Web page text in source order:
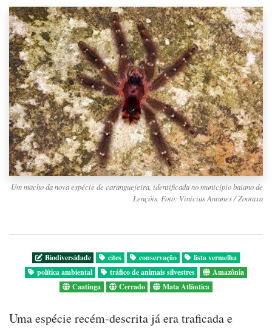
Um macho da nova espécie de caranguejeira, identificada no município baiano de
Lençóis. Foto: Vinicius Antunes / Zootaxa
Biodiversidade cites conservação
lista vermelha
política ambiental
tráfico de animais silvestres
Amazônia
Caatinga
Cerrado Mata Atlântica
Uma espécie recém-descrita já era traficada e